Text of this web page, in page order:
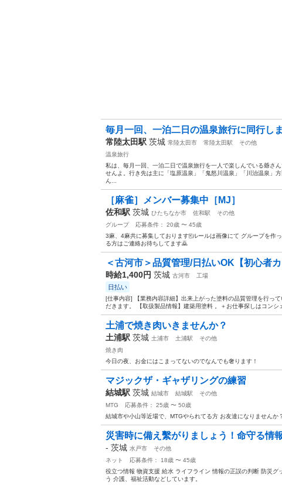
毎月一回、一泊二日の温泉旅行に同行し
常陸太田駅 茨城 常陸太田市 常陸太田駅
その他
温泉旅行
私は、毎月一回、一泊二日で温泉旅行を一人で楽しんでいる爺さ
せんよ。行き先は主に「塩原温泉」「鬼怒川温泉」「川治温泉」
ん...
［麻雀］メンバー募集中［MJ］
佐和駅 茨城 ひたちなか市 佐和駅
その他
グループ
応募条件： 20歳 〜 45歳
3麻、4麻共に募集しております🀄️ルールは画像にて グループを作
る方はご連絡お待ちしてます🙇
＜古河市＞品質管理/日払いOK【初心者
時給1,400円 茨城 古河市 工場
日払い
[仕事内容] 【業務内容詳細】出来上がった塗料の品質管理を行っ
だきます。 【取扱製品情報】建築用塗料 。＋お仕事探しはコンシ
土浦で焼き肉いきませんか？
土浦駅 茨城 土浦市 土浦駅
その他
焼き肉
今日の夜、お金にはこまってないのでなんでも奢ります！
マジックザ・ギャザリングの練習
結城駅 茨城 結城市 結城駅
その他
MTG
応募条件： 25歳 〜 50歳
結城市や小山等近場で、MTGやられてる方 お友達になりませんか
災害時に備え繫がりましょう！命守る情
- 茨城 水戸市
その他
ネット
応募条件： 18歳 〜 45歳
役立つ情報 物資支援 給水 ライフライン 情報の正誤の判断 防災
う 介護、福祉活動などしています。